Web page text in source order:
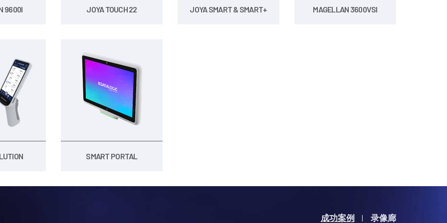
9600I JOYA TOUCH 22 JOYA SMART & SMART+ MAGELLAN 3600VSI
SMART PORTAL
成功案例 | 录像廊